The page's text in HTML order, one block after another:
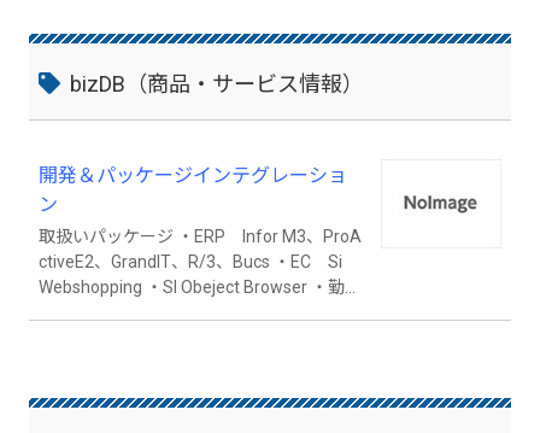
bizDB（商品・サービス情報）
開発＆パッケージインテグレーショ
ン
取扱いパッケージ ・ERP Infor M3、ProA
ctiveE2、GrandIT、R/3、Bucs ・EC Si
Webshopping ・SI Obeject Browser ・勤